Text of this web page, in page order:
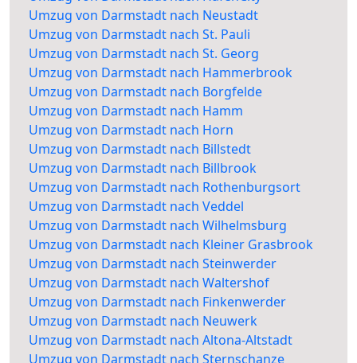
Umzug von Darmstadt nach Neustadt
Umzug von Darmstadt nach St. Pauli
Umzug von Darmstadt nach St. Georg
Umzug von Darmstadt nach Hammerbrook
Umzug von Darmstadt nach Borgfelde
Umzug von Darmstadt nach Hamm
Umzug von Darmstadt nach Horn
Umzug von Darmstadt nach Billstedt
Umzug von Darmstadt nach Billbrook
Umzug von Darmstadt nach Rothenburgsort
Umzug von Darmstadt nach Veddel
Umzug von Darmstadt nach Wilhelmsburg
Umzug von Darmstadt nach Kleiner Grasbrook
Umzug von Darmstadt nach Steinwerder
Umzug von Darmstadt nach Waltershof
Umzug von Darmstadt nach Finkenwerder
Umzug von Darmstadt nach Neuwerk
Umzug von Darmstadt nach Altona-Altstadt
Umzug von Darmstadt nach Sternschanze